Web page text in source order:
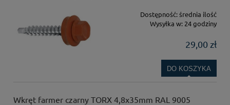
Dostępność:średnia ilość
Wysyłka w: 24 godziny
29,00 zł
DO KOSZYKA
Wkręt farmer czarny TORX 4,8x35mm RAL 9005